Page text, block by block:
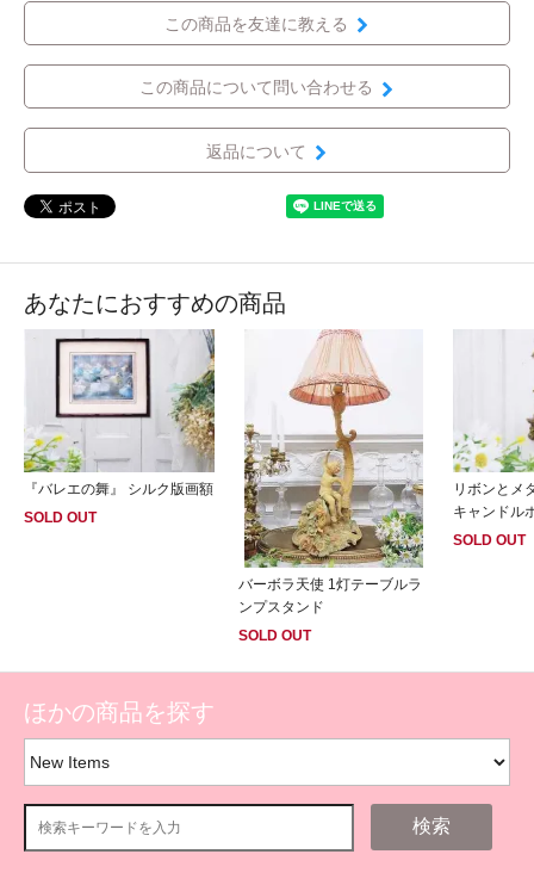
この商品を友達に教える
この商品について問い合わせる
返品について
あなたにおすすめの商品
『バレエの舞』 シルク版画額
SOLD OUT
バーボラ天使 1灯テーブルラ
ンプスタンド
SOLD OUT
リボンとメ
キャンドル
SOLD OUT
ほかの商品を探す
検索